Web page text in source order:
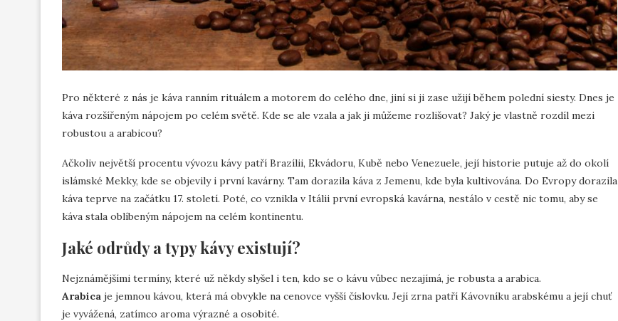
Pro některé z nás je káva ranním rituálem a motorem do celého dne, jiní si ji zase užijí během polední siesty. Dnes je
káva rozšířeným nápojem po celém světě. Kde se ale vzala a jak ji můžeme rozlišovat? Jaký je vlastně rozdíl mezi
robustou a arabicou?
Ačkoliv největší procentu vývozu kávy patří Brazílii, Ekvádoru, Kubě nebo Venezuele, její historie putuje až do okolí
islámské Mekky, kde se objevily i první kavárny. Tam dorazila káva z Jemenu, kde byla kultivována. Do Evropy dorazila
káva teprve na začátku 17. století. Poté, co vznikla v Itálii první evropská kavárna, nestálo v cestě nic tomu, aby se
káva stala oblíbeným nápojem na celém kontinentu.
Jaké odrůdy a typy kávy existují?
Nejznámějšími termíny, které už někdy slyšel i ten, kdo se o kávu vůbec nezajímá, je robusta a arabica.
Arabica je jemnou kávou, která má obvykle na cenovce vyšší číslovku. Její zrna patří Kávovníku arabskému a její chuť
je vyvážená, zatímco aroma výrazné a osobité.